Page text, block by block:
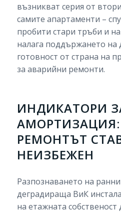
възникват серия от
самите апартаменти –
пробити стари тръби и
налага поддържането
готовност от страна на
за аварийни ремонти.
ИНДИКАТОРИ
АМОРТИЗАЦИЯ:
РЕМОНТЪТ
НЕИЗБЕЖЕН
Разпознаването на
деградираща ВиК
на етажната собственост